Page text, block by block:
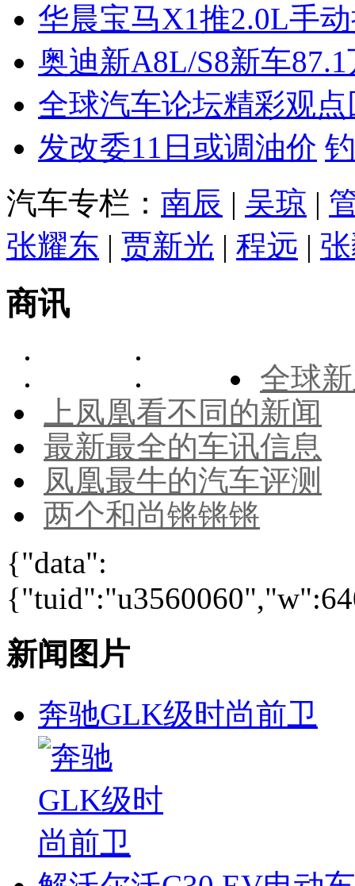
华晨宝马X1推2.0L手
奥迪新A8L/S8新车
全球汽车论坛精彩观点
发改委11日或调油价
汽车专栏： 南辰 | 吴琼 |
张耀东 | 贾新光 | 程远 |
商讯
全球
上凤凰看不同的新闻
最新最全的车讯信息
凤凰最牛的汽车评测
两个和尚锵锵锵
{"data":
新闻图片
奔驰GLK级时尚前卫